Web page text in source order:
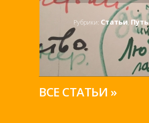
Рубрики: Статьи, Путь
ВСЕ СТАТЬИ »